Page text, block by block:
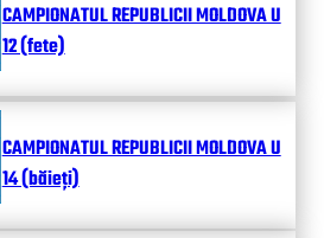
CAMPIONATUL REPUBLICII MOLDOVA U
12 (fete)
CAMPIONATUL REPUBLICII MOLDOVA U
14 (băieți)